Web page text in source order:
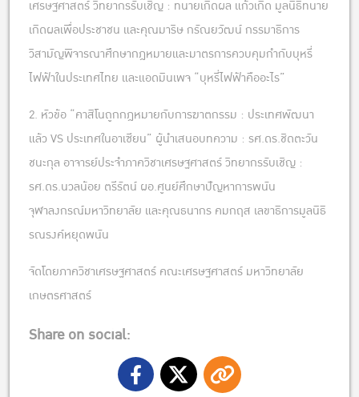
เศรษฐศาสตร์ วิทยากรรับเชิญ : ทนายเกิดผล แก้วเกิด มูลนิธิทนาย
เกิดผลเพื่อประชาชน และคุณมาริษ กรัณยวัฒน์ กรรมาธิการ
วิสามัญพิจารณาศึกษากฎหมายและมาตรการควบคุมกำกับบุหรี่
ไฟฟ้าในประเทศไทย และแอดมินเพจ “บุหรี่ไฟฟ้าคืออะไร”
2. หัวข้อ “คาสิโนถูกกฎหมายกับการฆาตกรรม : ประเทศพัฒนา
แล้ว VS ประเทศในอาเซียน” ผู้นำเสนอบทความ : รศ.ดร.ชิดตะวัน
ชนะกุล อาจารย์ประจำภาควิชาเศรษฐศาสตร์ วิทยากรรับเชิญ :
รศ.ดร.นวลน้อย ตรีรัตน์ ผอ.ศูนย์ศึกษาปัญหาการพนัน
จุฬาลงกรณ์มหาวิทยาลัย และคุณธนากร คมกฤส เลขาธิการมูลนิธิ
รณรงค์หยุดพนัน
จัดโดยภาควิชาเศรษฐศาสตร์ คณะเศรษฐศาสตร์ มหาวิทยาลัย
เกษตรศาสตร์
Share on social: